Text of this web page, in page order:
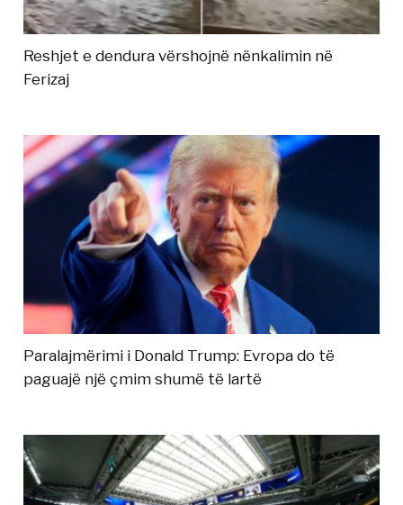
Reshjet e dendura vërshojnë nënkalimin në
Ferizaj
Paralajmërimi i Donald Trump: Evropa do të
paguajë një çmim shumë të lartë